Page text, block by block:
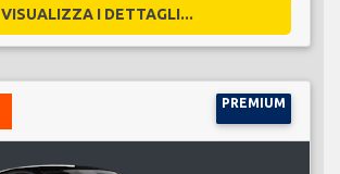
VISUALIZZA I DETTAGLI...
PREMIUM